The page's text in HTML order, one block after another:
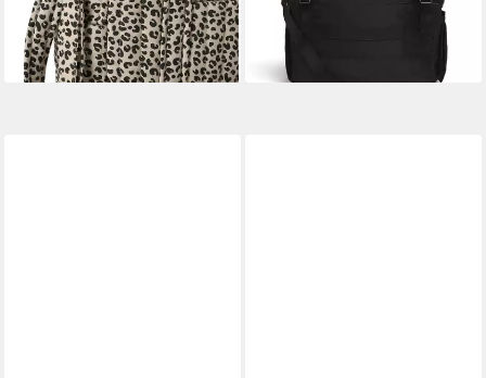
63,99 €
-15%
lieferbar - in 1-2 Werktagen bei dir